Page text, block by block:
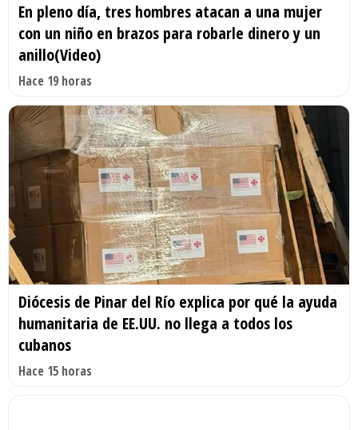
En pleno día, tres hombres atacan a una mujer
con un niño en brazos para robarle dinero y un
anillo(Video)
Hace 19 horas
Diócesis de Pinar del Río explica por qué la ayuda
humanitaria de EE.UU. no llega a todos los
cubanos
Hace 15 horas